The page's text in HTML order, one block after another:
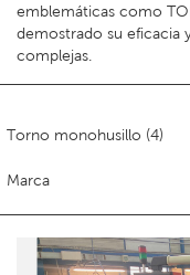
emblemáticas como
demostrado su eficacia
complejas.